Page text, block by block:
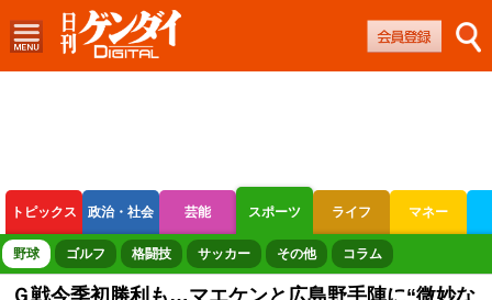
トピックス 政治・社会 芸能 スポーツ ライフ マネー
ボートレース 競輪 オートレース
野球 ゴルフ 格闘技 サッカー その他 コラム
Ｇ戦今季初勝利も…マエケンと広島野手陣に“微妙な